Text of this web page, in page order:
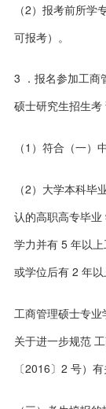
（2）报考前所
可报考）。
3 ．报名参加工商
硕士研究生招生考
（1）符合（一）
（2）大学本科
认的高职高专毕
学力并有 5 年以
或学位后有 2 年以
工商管理硕士专
关于进一步规范
〔2016〕 2 号）有